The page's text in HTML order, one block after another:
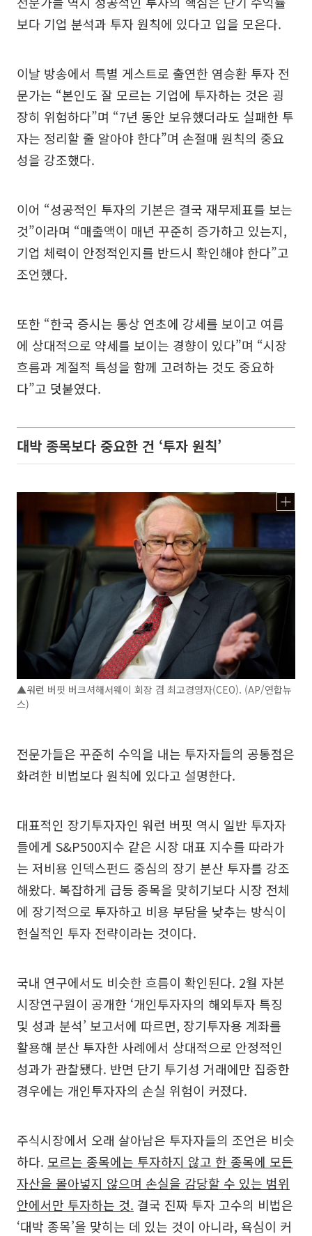
보다 기업 분석과 투자 원칙에 있다고 입을 모은다.
이날 방송에서 특별 게스트로 출연한 염승환 투자 전
문가는 “본인도 잘 모르는 기업에 투자하는 것은 굉
장히 위험하다”며 “7년 동안 보유했더라도 실패한 투
자는 정리할 줄 알아야 한다”며 손절매 원칙의 중요
성을 강조했다.
이어 “성공적인 투자의 기본은 결국 재무제표를 보는
것”이라며 “매출액이 매년 꾸준히 증가하고 있는지,
기업 체력이 안정적인지를 반드시 확인해야 한다”고
조언했다.
또한 “한국 증시는 통상 연초에 강세를 보이고 여름
에 상대적으로 약세를 보이는 경향이 있다”며 “시장
흐름과 계절적 특성을 함께 고려하는 것도 중요하
다”고 덧붙였다.
대박 종목보다 중요한 건 ‘투자 원칙’
▲워런 버핏 버크셔해서웨이 회장 겸 최고경영자(CEO). (AP/연합뉴
스)
전문가들은 꾸준히 수익을 내는 투자자들의 공통점은
화려한 비법보다 원칙에 있다고 설명한다.
대표적인 장기투자자인 워런 버핏 역시 일반 투자자
들에게 S&P500지수 같은 시장 대표 지수를 따라가
는 저비용 인덱스펀드 중심의 장기 분산 투자를 강조
해왔다. 복잡하게 급등 종목을 맞히기보다 시장 전체
에 장기적으로 투자하고 비용 부담을 낮추는 방식이
현실적인 투자 전략이라는 것이다.
국내 연구에서도 비슷한 흐름이 확인된다. 2월 자본
시장연구원이 공개한 ‘개인투자자의 해외투자 특징
및 성과 분석’ 보고서에 따르면, 장기투자용 계좌를
활용해 분산 투자한 사례에서 상대적으로 안정적인
성과가 관찰됐다. 반면 단기 투기성 거래에만 집중한
경우에는 개인투자자의 손실 위험이 커졌다.
주식시장에서 오래 살아남은 투자자들의 조언은 비슷
하다. 모르는 종목에는 투자하지 않고 한 종목에 모든
자산을 몰아넣지 않으며 손실을 감당할 수 있는 범위
안에서만 투자하는 것. 결국 진짜 투자 고수의 비법은
‘대박 종목’을 맞히는 데 있는 것이 아니라, 욕심이 커